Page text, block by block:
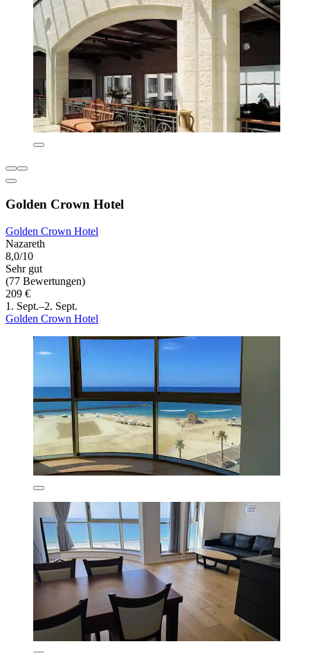
Golden Crown Hotel
Golden Crown Hotel
Nazareth
8,0/10
Sehr gut
(77 Bewertungen)
209 €
1. Sept.–2. Sept.
Golden Crown Hotel